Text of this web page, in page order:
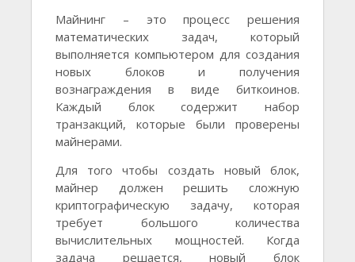
Майнинг – это процесс решения
математических задач, который
выполняется компьютером для создания
новых блоков и получения
вознаграждения в виде биткоинов.
Каждый блок содержит набор
транзакций, которые были проверены
майнерами.
Для того чтобы создать новый блок,
майнер должен решить сложную
криптографическую задачу, которая
требует большого количества
вычислительных мощностей. Когда
задача решается, новый блок